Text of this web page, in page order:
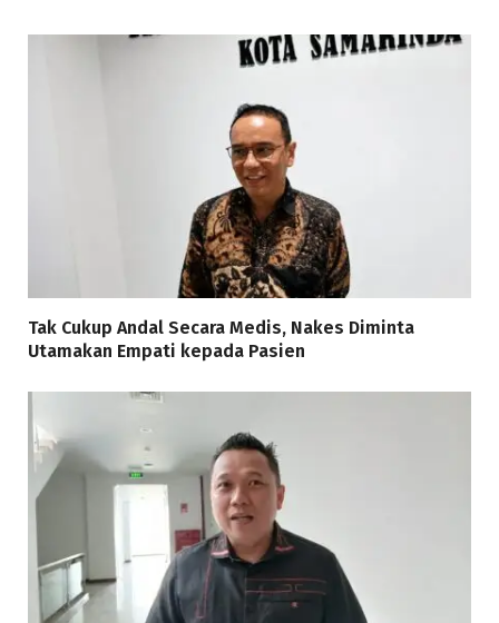
Tak Cukup Andal Secara Medis, Nakes Diminta
Utamakan Empati kepada Pasien